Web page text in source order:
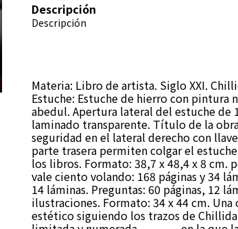
Descripción
Descripción
Materia: Libro de artista. Siglo XXI.
Estuche: Estuche de hierro con pintura
abedul. Apertura lateral del estuche de
laminado transparente. Título de la
seguridad en el lateral derecho con
parte trasera permiten colgar el
los libros. Formato: 38,7 x 48,4 x 8 cm.
vale ciento volando: 168 páginas y 34
14 láminas. Preguntas: 60 páginas, 12
ilustraciones. Formato: 34 x 44 cm.
estético siguiendo los trazos de